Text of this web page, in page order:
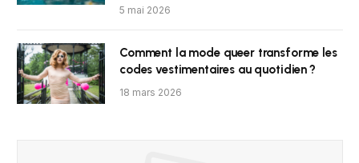
5 mai 2026
Comment la mode queer transforme les
codes vestimentaires au quotidien ?
18 mars 2026